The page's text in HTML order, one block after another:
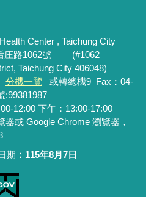
Center , Taichung City
后庄路1062號 (#1062
Taichung City 406048)
分機一覽
或轉總機9 Fax：04-
:99381987
12:00 下午：13:00-17:00
或 Google Chrome 瀏覽器，
期 115年8月7日